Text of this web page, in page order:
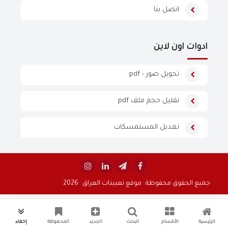
اتصل بنا
ادوات اون لاين
تحويل صور - pdf
تقليل حجم ملف pdf
تعديل المستمسكات


جميع الحقوق محفوظة موقع تعيينات العراق 2026
الرئيسية الأقسام البحث الجديد المحفوظة إخفاء